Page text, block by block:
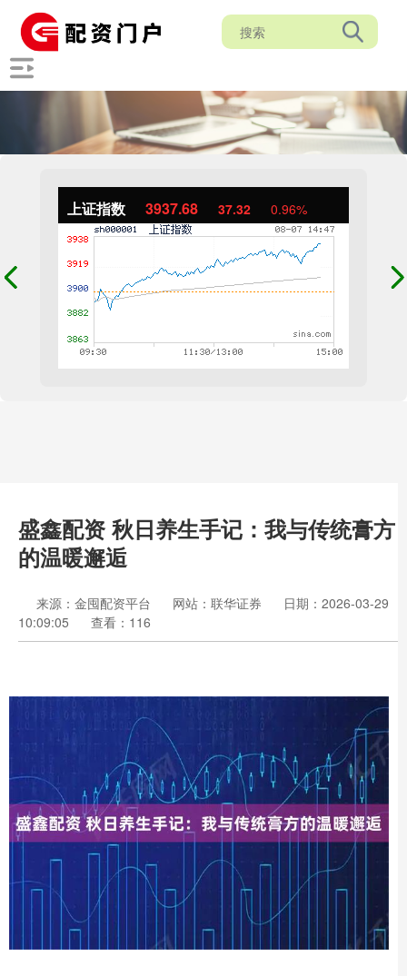
上证指数 3937.68 37.32 0.96%
盛鑫配资 秋日养生手记：我与传统膏方
的温暖邂逅
来源：金囤配资平台 网站：联华证券
日期：2026-03-29
10:09:05
查看：116